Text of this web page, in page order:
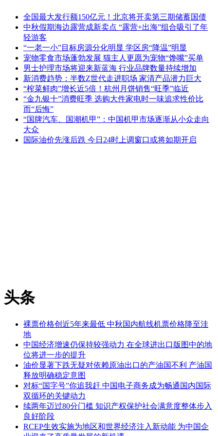
全国最大发行额150亿元！北京将开卖第三期储蓄国债
中秋假期海边露营成新卖点 “露营+出海”组合吸引了年
轻游客
“一老一小”目标房源分化明显 学区房“降温”明显
宠物零食市场蓬勃发展 猫主人更愿为宠物“馋嘴”买单
男士护理市场将迎来新蓝海 行业品牌数量持续增加
新消费趋势：半数Z世代走进职场 家清产品潜力巨大
“榨菜鲜肉”增长近5倍！杭州月饼销售“旺季”临近
“金九银十”消费旺季 选购大件家电时一味追求性价比
而“后悔”
“国牌汽车、国潮机甲”：中国机甲市场逐渐从小众走向
大众
国际油价先涨后跌 今日24时上调窗口或将如期开启
头条
裸票价格创近5年来最低 中秋国内航线机票价格降至洼
地
中国经济增速仍保持较强动力 在全球进出口版图中的地
位将进一步的提升
油价显著下跌无疑对依赖原油出口的产油国不利 产油国
释放明确稳定意图
对标“国字号”你追我赶 中国电子商务成为畅通国内国际
双循环的关键动力
续两年迈过80分门槛 知识产权保护社会满意度整体步入
良好阶段
RCEP生效实施为地区和世界经济注入新动能 为中国企